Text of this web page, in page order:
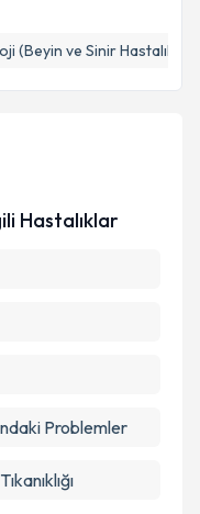
(Beyin ve Sinir
ile
belirtilen
Hastalıklar
Problemler